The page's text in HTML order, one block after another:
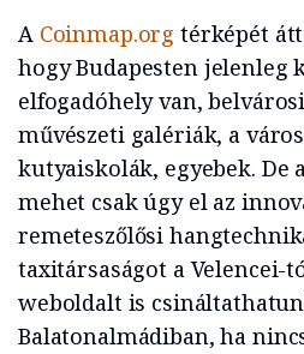
A Coinmap.org térképét
hogy Budapesten jelenleg
elfogadóhely van,
művészeti galériák, a
kutyaiskolák, egyebek. De
mehet csak úgy el az
remeteszőlősi
taxitársaságot a Velencei-
weboldalt is
Balatonalmádiban, ha